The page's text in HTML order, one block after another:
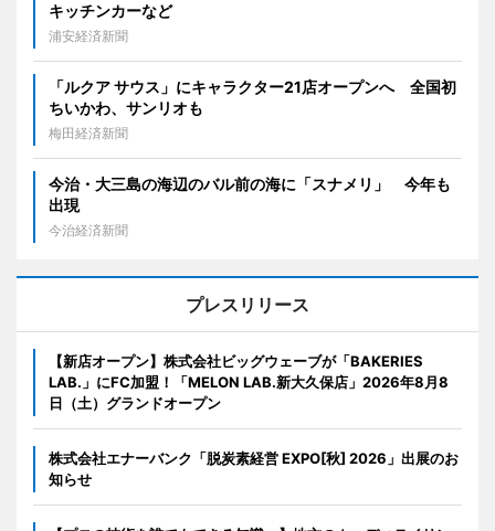
キッチンカーなど
浦安経済新聞
「ルクア サウス」にキャラクター21店オープンへ 全国初
ちいかわ、サンリオも
梅田経済新聞
今治・大三島の海辺のバル前の海に「スナメリ」 今年も
出現
今治経済新聞
プレスリリース
【新店オープン】株式会社ビッグウェーブが「BAKERIES
LAB.」にFC加盟！「MELON LAB.新大久保店」2026年8月8
日（土）グランドオープン
株式会社エナーバンク「脱炭素経営 EXPO[秋] 2026」出展のお
知らせ